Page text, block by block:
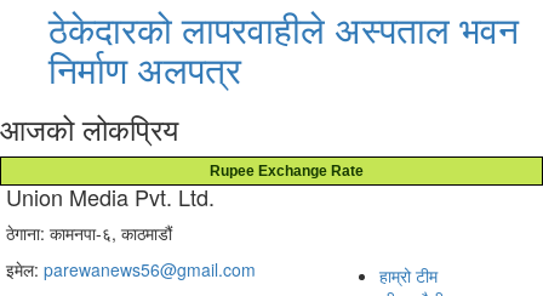
ठेकेदारको लापरवाहीले अस्पताल भवन
निर्माण अलपत्र
आजको लोकप्रिय
Rupee Exchange Rate
Union Media Pvt. Ltd.
ठेगाना: कामनपा-६, काठमाडौं
इमेल: parewanews56@gmail.com
हाम्रो टीम